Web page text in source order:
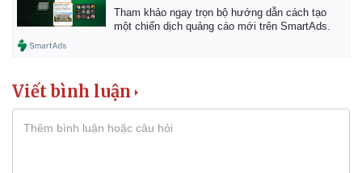
Tham khảo ngay trọn bộ hướng dẫn cách tạo
một chiến dịch quảng cáo mới trên SmartAds.
Viết bình luận